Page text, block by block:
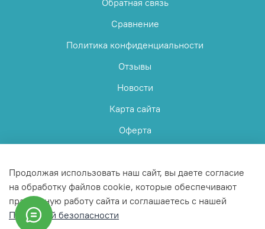
Сравнение
Политика конфиденциальности
Отзывы
Новости
Карта сайта
Оферта
© 2025 Любое использование контента без письменного
Продолжая использовать наш сайт, вы даете согласие
на обработку файлов cookie, которые обеспечивают
правильную работу сайта и соглашаетесь с нашей
Политикой безопасности